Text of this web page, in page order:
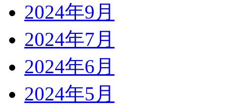
2024年9月
2024年7月
2024年6月
2024年5月